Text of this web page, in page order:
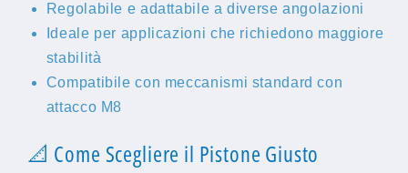
Regolabile e adattabile a diverse angolazioni
Ideale per applicazioni che richiedono maggiore
stabilità
Compatibile con meccanismi standard con
attacco M8
📐 Come Scegliere il Pistone Giusto